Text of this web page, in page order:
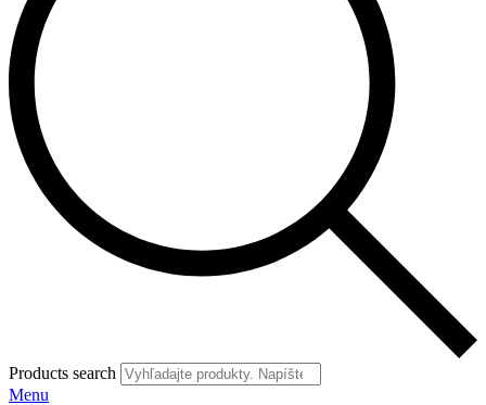
Products search
Menu